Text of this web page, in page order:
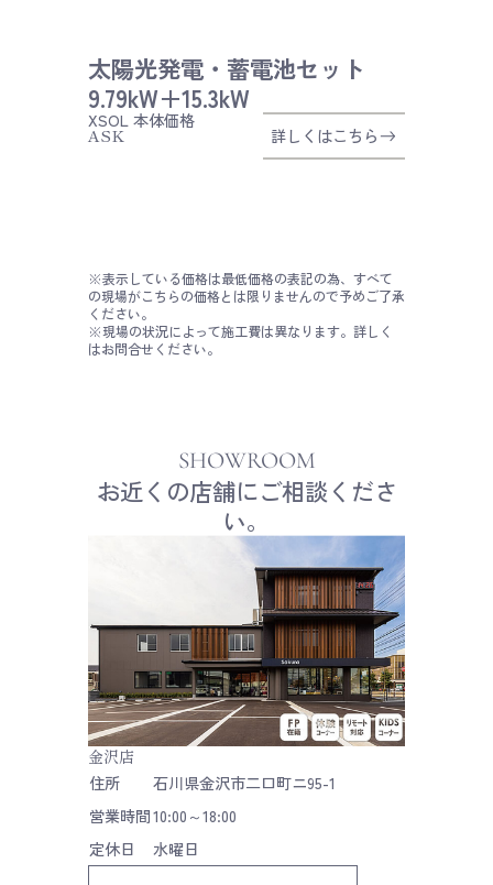
太陽光発電・蓄電池セット
9.79kW＋15.3kW
XSOL 本体価格
ASK 詳しくはこちら
※表示している価格は最低価格の表記の為、すべて
の現場がこちらの価格とは限りませんので予めご了承
ください。
※現場の状況によって施工費は異なります。詳しく
はお問合せください。
SHOWROOM
お近くの店舗にご相談くださ
い。
金沢店
住所
石川県金沢市二口町ニ95-1
営業時間10:00～18:00
定休日
水曜日